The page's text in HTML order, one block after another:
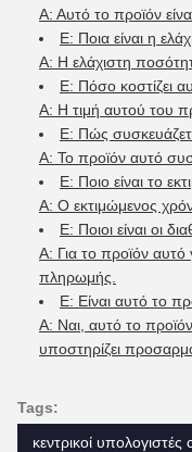
Α: Αυτό το προϊόν
Ε: Ποια είναι η
Α: Η ελάχιστη
Ε: Πόσο κοστίζει
Α: Η τιμή αυτού του
Ε: Πώς
Α: Το προϊόν αυτό
Ε: Ποιο είναι το
Α: Ο εκτιμώμενος
Ε: Ποιοι είναι οι
Α: Για το προϊόν αυτό
πληρωμής.
Ε: Είναι αυτό το
Α: Ναι, αυτό το
υποστηρίζει
Tags:
κεντρικοί